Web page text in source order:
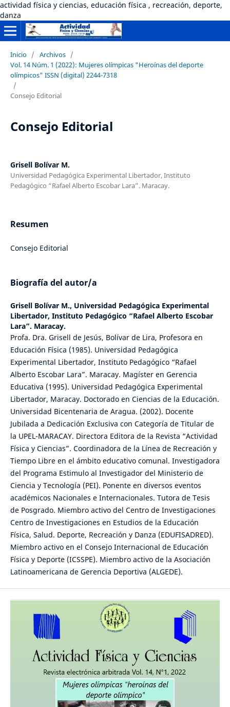
actividad física y ciencias, educación física , recreación, deporte,
danza
Inicio / Archivos /
Vol. 14 Núm. 1 (2022): Mujeres olímpicas "Heroínas del deporte
olímpicos" ISSN (digital) 2244-7318
/
Consejo Editorial
Consejo Editorial
Grisell Bolívar M.
Universidad Pedagógica Experimental Libertador, Instituto
Pedagógico “Rafael Alberto Escobar Lara”. Maracay.
Resumen
Consejo Editorial
Biografía del autor/a
Grisell Bolívar M., Universidad Pedagógica Experimental
Libertador, Instituto Pedagógico “Rafael Alberto Escobar
Lara”. Maracay.
Profa. Dra. Grisell de Jesús, Bolívar de Lira, Profesora en
Educación Física (1985). Universidad Pedagógica
Experimental Libertador, Instituto Pedagógico “Rafael
Alberto Escobar Lara”. Maracay. Magíster en Gerencia
Educativa (1995). Universidad Pedagógica Experimental
Libertador, Maracay. Doctorado en Ciencias de la Educación.
Universidad Bicentenaria de Aragua. (2002). Docente
Jubilada a Dedicación Exclusiva con Categoría de Titular de
la UPEL-MARACAY. Directora Editora de la Revista “Actividad
Física y Ciencias”. Coordinadora de la Línea de Recreación y
Tiempo Libre en el ámbito educativo comunal. Investigadora
del Programa Estimulo al Investigador del Ministerio de
Ciencia y Tecnología (PEI). Ponente en diversos eventos
académicos Nacionales e Internacionales. Tutora de Tesis
de Posgrado. Miembro activo del Centro de Investigaciones
Centro de Investigaciones en Estudios de la Educación
Física, Salud. Deporte, Recreación y Danza (EDUFISADRED).
Miembro activo en el Consejo Internacional de Educación
Física y Deporte (ICSSPE). Miembro activo de la Asociación
Latinoamericana de Gerencia Deportiva (ALGEDE).